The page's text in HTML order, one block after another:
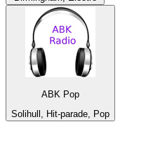
ABK Pop
Solihull, Hit-parade, Pop